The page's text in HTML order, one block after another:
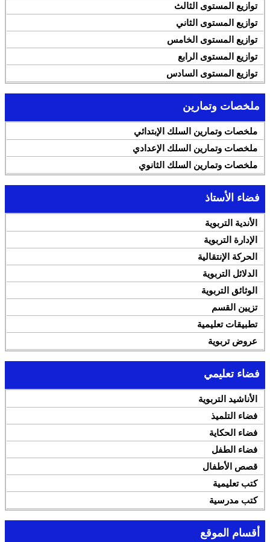
توازيع المستوى الثالث
توازيع المستوى الثاني
توازيع المستوى الخامس
توازيع المستوى الرابع
توازيع المستوى السادس
ملخصات وتمارين
ملخصات وتمارين السلك الإبتدائي
ملخصات وتمارين السلك الإعدادي
ملخصات وتمارين السلك الثانوي
فضاء الأستاذ
الأندية التربوية
الإدارة التربوية
الحركة الإنتقالية
الدلائل التربوية
الوثائق التربوية
تزيين القسم
تطبيقات تعليمية
عروض تربوية
فضاء تعليمي
الأناشيد التربوية
فضاء التلميذ
فضاء الحكاية
فضاء الطفل
قصص الأطفال
كتب تعليمية
كتب مدرسية
أقسام الموقع